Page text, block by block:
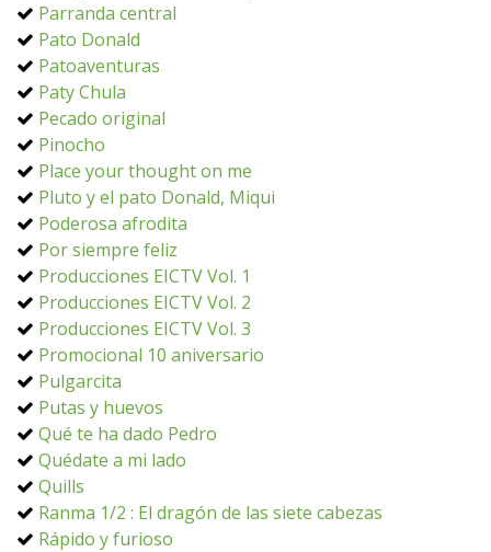
Parranda central
Pato Donald
Patoaventuras
Paty Chula
Pecado original
Pinocho
Place your thought on me
Pluto y el pato Donald, Miqui
Poderosa afrodita
Por siempre feliz
Producciones EICTV Vol. 1
Producciones EICTV Vol. 2
Producciones EICTV Vol. 3
Promocional 10 aniversario
Pulgarcita
Putas y huevos
Qué te ha dado Pedro
Quédate a mi lado
Quills
Ranma 1/2 : El dragón de las siete cabezas
Rápido y furioso